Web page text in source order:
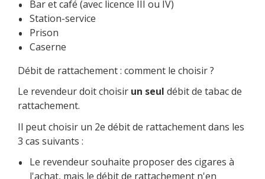
Bar et café (avec licence III ou IV)
Station-service
Prison
Caserne
Débit de rattachement : comment le choisir ?
Le revendeur doit choisir un seul débit de tabac de
rattachement.
Il peut choisir un 2e débit de rattachement dans les
3 cas suivants :
Le revendeur souhaite proposer des cigares à
l'achat, mais le débit de rattachement n'en